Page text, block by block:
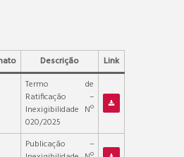
Descrição Link
Termo de
Ratificação –
Inexigibilidade Nº
020/2025
Publicação –